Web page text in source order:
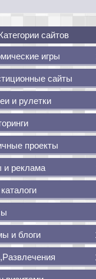
сайтов
игры
сайты
и рулетки
проекты
и реклама
и блоги